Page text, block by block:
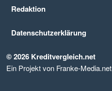
Redaktion
Datenschutz­erklärung
© 2026 Kreditvergleich.net
Ein Projekt von Franke-Media.net